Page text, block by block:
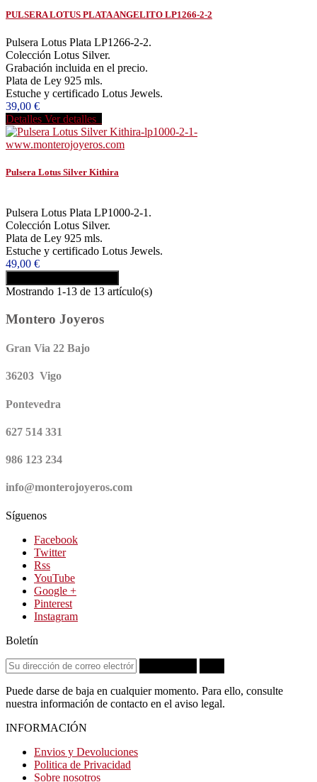
PULSERA LOTUS PLATA ANGELITO LP1266-2-2
Pulsera Lotus Plata LP1266-2-2.
Colección Lotus Silver.
Grabación incluida en el precio.
Plata de Ley 925 mls.
Estuche y certificado Lotus Jewels.
39,00 €
Detalles Ver detalles
Pulsera Lotus Silver Kithira
Pulsera Lotus Plata LP1000-2-1.
Colección Lotus Silver.
Plata de Ley 925 mls.
Estuche y certificado Lotus Jewels.
49,00 €
Mostrando 1-13 de 13 artículo(s)
Montero Joyeros
Gran Via 22 Bajo
36203 Vigo
Pontevedra
627 514 331
986 123 234
info@monterojoyeros.com
Síguenos
Facebook
Twitter
Rss
YouTube
Google +
Pinterest
Instagram
Boletín
Puede darse de baja en cualquier momento. Para ello, consulte
nuestra información de contacto en el aviso legal.
INFORMACIÓN
Envios y Devoluciones
Politica de Privacidad
Sobre nosotros